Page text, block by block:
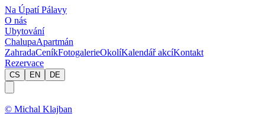
Na Úpatí Pálavy
O nás
Ubytování
ChalupaApartmán
ZahradaCeníkFotogalerieOkolíKalendář akcíKontakt
Rezervace
CS EN DE
© Michal Klajban